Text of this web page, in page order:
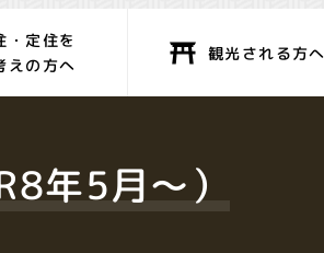
・定住を
えの方へ
観光される方へ
年5月～）